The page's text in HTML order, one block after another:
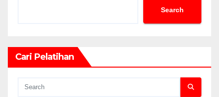
Search
Cari Pelatihan